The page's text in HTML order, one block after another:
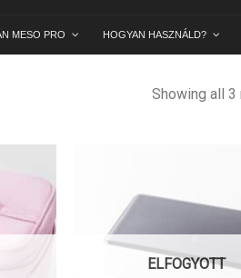
MESO PRO HOGYAN HASZNÁLD?
Showing all
ELFOGYOTT